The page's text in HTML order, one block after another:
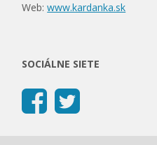
Web:www.kardanka.sk
SOCIÁLNE SIETE